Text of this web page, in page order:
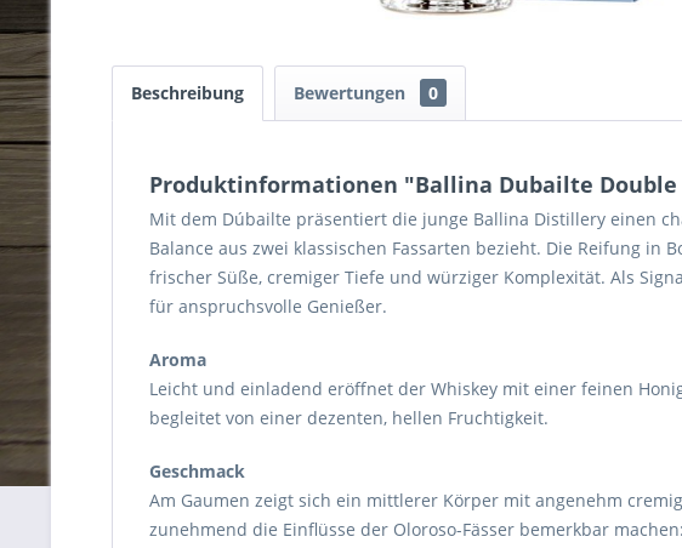
Beschreibung Bewertungen 0
Produktinformationen "Ballina Dubailte Double
Mit dem Dúbailte präsentiert die junge Ballina Distillery einen
Balance aus zwei klassischen Fassarten bezieht. Die Reifung in
frischer Süße, cremiger Tiefe und würziger Komplexität. Als
für anspruchsvolle Genießer.
Aroma
Leicht und einladend eröffnet der Whiskey mit einer feinen
begleitet von einer dezenten, hellen Fruchtigkeit.
Geschmack
Am Gaumen zeigt sich ein mittlerer Körper mit angenehm
zunehmend die Einflüsse der Oloroso-Fässer bemerkbar